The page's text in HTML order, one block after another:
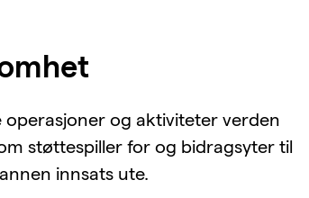
og aktiviteter verden
støttespiller for og bidragsyter til
innsats ute.